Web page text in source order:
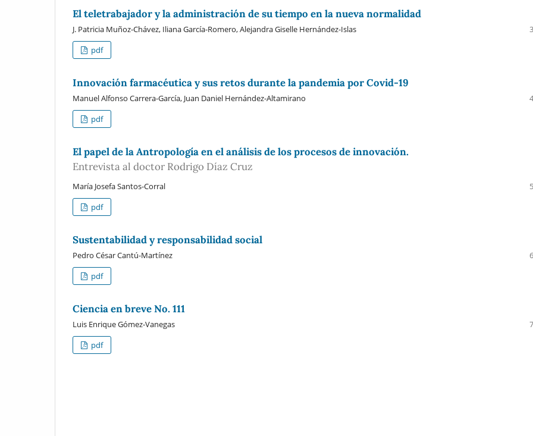
El teletrabajador y la administración de su tiempo en la nueva normalidad
J. Patricia Muñoz-Chávez, Iliana García-Romero, Alejandra Giselle Hernández-Islas
pdf
Innovación farmacéutica y sus retos durante la pandemia por Covid-19
Manuel Alfonso Carrera-García, Juan Daniel Hernández-Altamirano
pdf
El papel de la Antropología en el análisis de los procesos de innovación.
Entrevista al doctor Rodrigo Díaz Cruz
María Josefa Santos-Corral
pdf
Sustentabilidad y responsabilidad social
Pedro César Cantú-Martínez
pdf
Ciencia en breve No. 111
Luis Enrique Gómez-Vanegas
pdf